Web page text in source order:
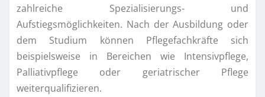
zahlreiche Spezialisierungs- und
Aufstiegsmöglichkeiten. Nach der Ausbildung oder
dem Studium können Pflegefachkräfte sich
beispielsweise in Bereichen wie Intensivpflege,
Palliativpflege oder geriatrischer Pflege
weiterqualifizieren.